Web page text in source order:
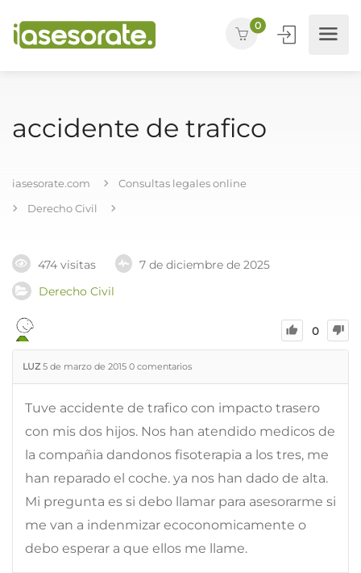
0
accidente de trafico
iasesorate.com
Consultas legales online
Derecho Civil
474 visitas
7 de diciembre de 2025
Derecho Civil
0
LUZ 5 de marzo de 2015 0 comentarios
Tuve accidente de trafico con impacto trasero
con mis dos hijos. Nos han atendido medicos de
la compañia dandonos fisoterapia a los tres, me
han reparado el coche. ya nos han dado de alta.
Mi pregunta es si debo llamar para asesorarme si
me van a indenmizar ecoconomicamente o
debo esperar a que ellos me llame.